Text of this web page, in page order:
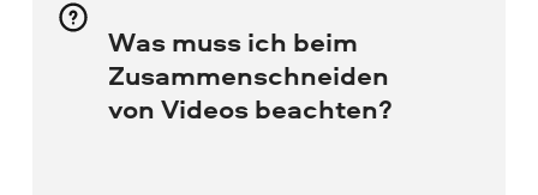
Was muss ich beim
Zusammenschneiden
von Videos beachten?